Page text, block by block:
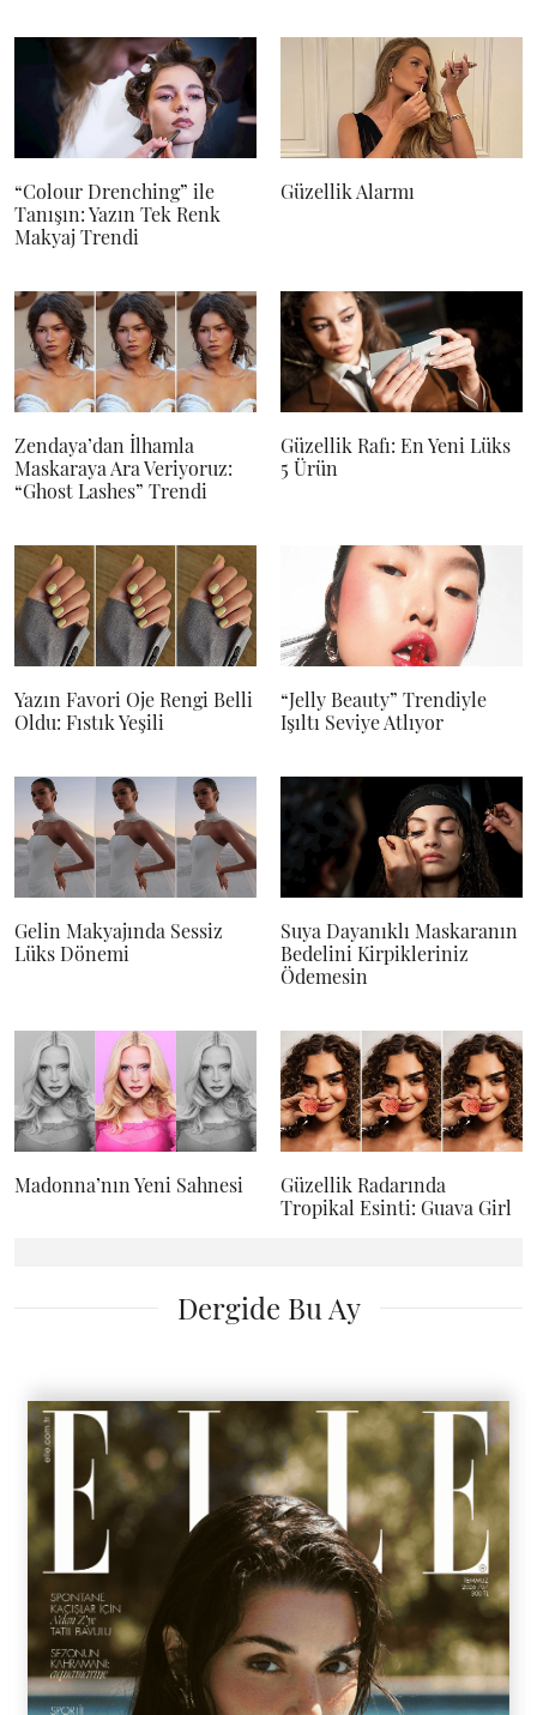
“Colour Drenching” ile
Tanışın: Yazın Tek Renk
Makyaj Trendi
Güzellik Alarmı
Zendaya’dan İlhamla
Maskaraya Ara Veriyoruz:
“Ghost Lashes” Trendi
Güzellik Rafı: En Yeni Lüks
5 Ürün
Yazın Favori Oje Rengi Belli
Oldu: Fıstık Yeşili
“Jelly Beauty” Trendiyle
Işıltı Seviye Atlıyor
Gelin Makyajında Sessiz
Lüks Dönemi
Suya Dayanıklı Maskaranın
Bedelini Kirpikleriniz
Ödemesin
Madonna’nın Yeni Sahnesi
Güzellik Radarında
Tropikal Esinti: Guava Girl
Dergide Bu Ay